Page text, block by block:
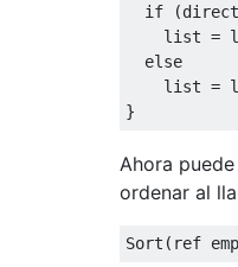
if
(
list =
else
list =
}
Ahora
ordenar al
Sort ( ref